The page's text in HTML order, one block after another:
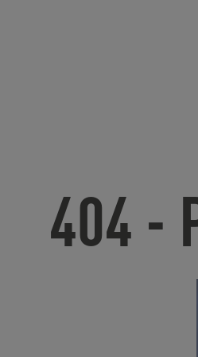
404 -